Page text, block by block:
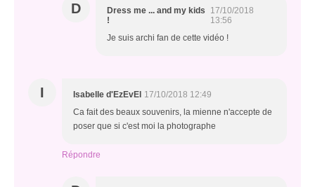
D
Dress me ... and my kids
!
17/10/2018
13:56
Je suis archi fan de cette vidéo !
I Isabelle d'EzEvEl 17/10/2018 12:49
Ca fait des beaux souvenirs, la mienne n'accepte de
poser que si c'est moi la photographe
Répondre